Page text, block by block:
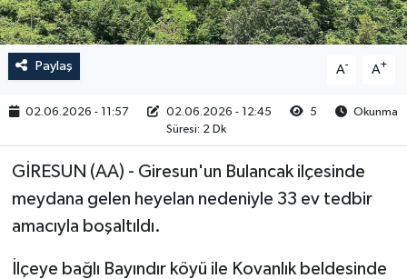
Paylaş A- A+
02.06.2026 - 11:57 02.06.2026 - 12:45 5
Okunma
Süresi: 2 Dk
GİRESUN (AA) - Giresun'un Bulancak ilçesinde
meydana gelen heyelan nedeniyle 33 ev tedbir
amacıyla boşaltıldı.
İlçeye bağlı Bayındır köyü ile Kovanlık beldesinde